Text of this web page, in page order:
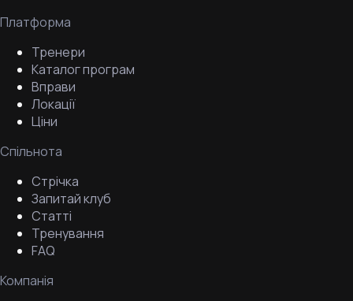
Платформа
Тренери
Каталог програм
Вправи
Локації
Ціни
Спільнота
Стрічка
Запитай клуб
Статті
Тренування
FAQ
Компанія